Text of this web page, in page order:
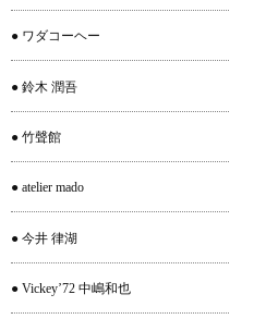
● ワダコーヘー
● 鈴木 潤吾
● 竹聲館
● atelier mado
● 今井 律湖
● Vickey’72 中嶋和也